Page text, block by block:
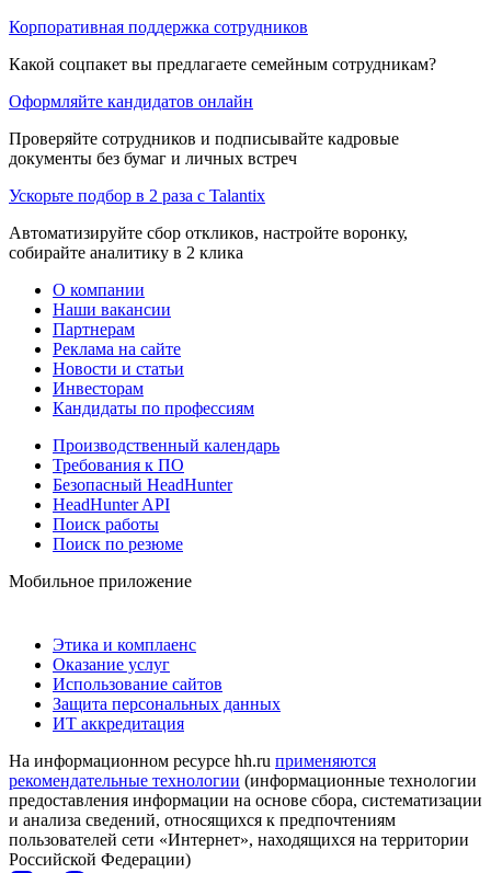
Корпоративная поддержка сотрудников
Какой соцпакет вы предлагаете семейным сотрудникам?
Оформляйте кандидатов онлайн
Проверяйте сотрудников и подписывайте кадровые
документы без бумаг и личных встреч
Ускорьте подбор в 2 раза с Talantix
Автоматизируйте сбор откликов, настройте воронку,
собирайте аналитику в 2 клика
О компании
Наши вакансии
Партнерам
Реклама на сайте
Новости и статьи
Инвесторам
Кандидаты по профессиям
Производственный календарь
Требования к ПО
Безопасный HeadHunter
HeadHunter API
Поиск работы
Поиск по резюме
Мобильное приложение
Этика и комплаенс
Оказание услуг
Использование сайтов
Защита персональных данных
ИТ аккредитация
На информационном ресурсе hh.ru применяются
рекомендательные технологии (информационные технологии
предоставления информации на основе сбора, систематизации
и анализа сведений, относящихся к предпочтениям
пользователей сети «Интернет», находящихся на территории
Российской Федерации)